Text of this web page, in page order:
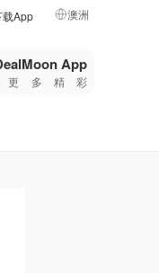
载App 澳洲
中国
App
更多精彩